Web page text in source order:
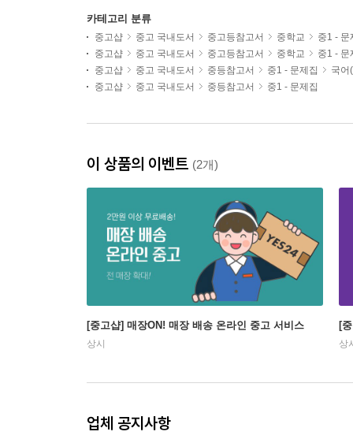
카테고리 분류
중고샵 중고 국내도서 중고등참고서 중학교
중1 - 문
중고샵
중고 국내도서 중고등참고서 중학교
중1 - 문
중고샵
중고 국내도서 중등참고서 중1 - 문제집
국어
중고샵
중고 국내도서 중등참고서 중1 - 문제집
이 상품의 이벤트 (2개)
[중고샵] 매장ON! 매장 배송 온라인 중고 서비스
상시
[
상
업체 공지사항